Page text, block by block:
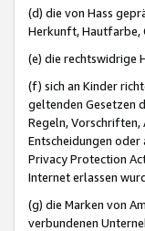
(d) die von Hass
Herkunft, Hautfarbe,
(e) die rechtswidrige
(f) sich an Kinder
geltenden Gesetzen
Regeln, Vorschriften,
Entscheidungen
Privacy Protection
Internet erlassen
(g) die Marken von
verbundenen